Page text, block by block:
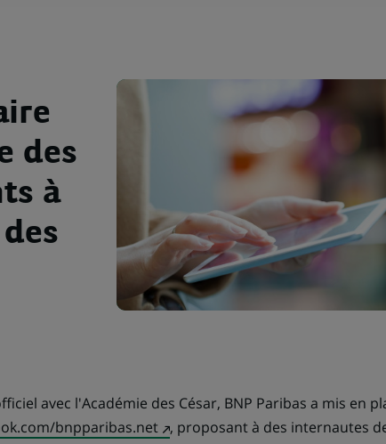
des
à
avec l'Académie des César, BNP Paribas a mis en
bnpparibas.net (Ce, proposant à des internautes